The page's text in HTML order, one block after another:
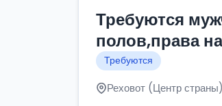
Требуются
полов,права
Требуются
Реховот (Центр страны)